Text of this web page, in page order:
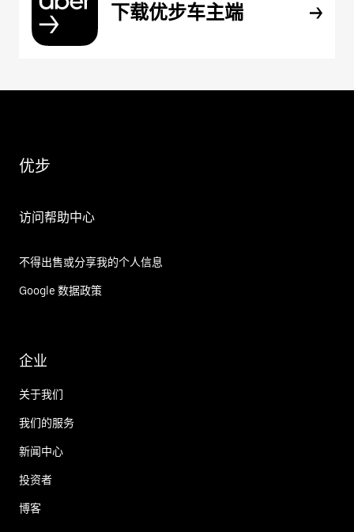
下载优步车主端
优步
访问帮助中心
不得出售或分享我的个人信息
Google 数据政策
企业
关于我们
我们的服务
新闻中心
投资者
博客